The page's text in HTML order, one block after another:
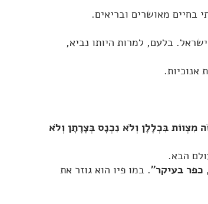
בחיים מאושרים ובריאים.
בלעם, למרות היותו נביא,
בִּכְלָלָן וְלֹא נִכְנָס בְּצָרָתָן וְלֹא
הבא.
כפר בעיקר". במו פיו הוא גוזר את